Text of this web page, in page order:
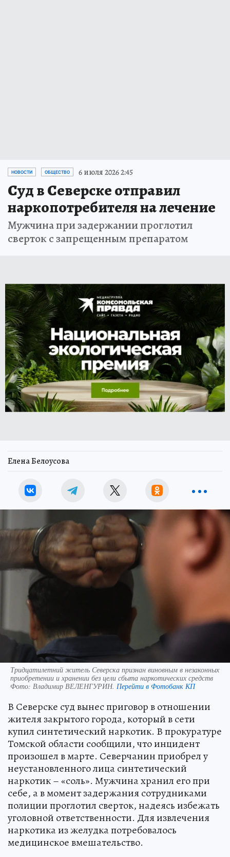
НОВОСТИ ОБЩЕСТВО 6 июля 2026 2:45
Суд в Северске отправил
наркопотребителя на лечение
Мужчина при задержании проглотил
сверток с запрещенным препаратом
Елена Белоусова
Тридцатилетний житель Северска признан виновным в незаконных
приобретении и хранении без цели сбыта наркотических средств
Фото: Владимир ВЕЛЕНГУРИН. Перейти в Фотобанк КП
В Северске суд вынес приговор в отношении
жителя закрытого города, который в сети
купил синтетический наркотик. В прокуратуре
Томской области сообщили, что инцидент
произошел в марте. Северчанин приобрел у
неустановленного лица синтетический
наркотик – «соль». Мужчина хранил его при
себе, а в момент задержания сотрудниками
полиции проглотил сверток, надеясь избежать
уголовной ответственности. Для извлечения
наркотика из желудка потребовалось
медицинское вмешательство.